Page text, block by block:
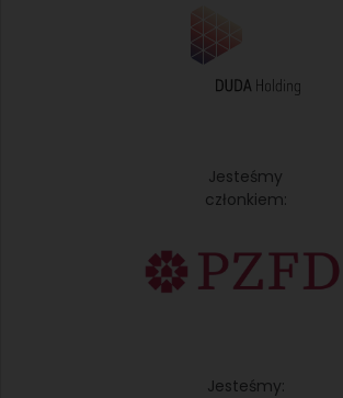
Jesteśmy
członkiem:
Jesteśmy: